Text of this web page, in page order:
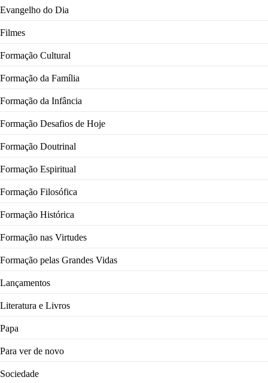
Evangelho do Dia
Filmes
Formação Cultural
Formação da Família
Formação da Infância
Formação Desafios de Hoje
Formação Doutrinal
Formação Espiritual
Formação Filosófica
Formação Histórica
Formação nas Virtudes
Formação pelas Grandes Vidas
Lançamentos
Literatura e Livros
Papa
Para ver de novo
Sociedade